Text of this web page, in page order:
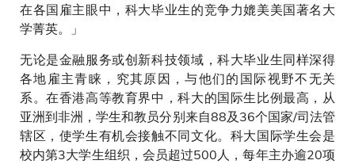
在各国雇主眼中，科大毕业生的竞争力媲美美国著名大
学菁英。」
无论是金融服务或创新科技领域，科大毕业生同样深得
各地雇主青睐，究其原因，与他们的国际视野不无关
系。在香港高等教育界中，科大的国际生比例最高，从
亚洲到非洲，学生和教员分别来自88及36个国家/司法管
辖区，使学生有机会接触不同文化。科大国际学生会是
校内第3大学生组织，会员超过500人，每年主办逾20项